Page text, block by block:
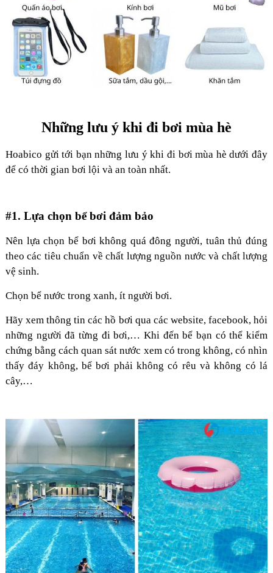
Những lưu ý khi đi bơi mùa hè
Hoabico gửi tới bạn những lưu ý khi đi bơi mùa hè dưới đây
để có thời gian bơi lội và an toàn nhất.
#1. Lựa chọn bể bơi đảm bảo
Nên lựa chọn bể bơi không quá đông người, tuân thủ đúng
theo các tiêu chuẩn về chất lượng nguồn nước và chất lượng
vệ sinh.
Chọn bể nước trong xanh, ít người bơi.
Hãy xem thông tin các hồ bơi qua các website, facebook, hỏi
những người đã từng đi bơi,… Khi đến bể bạn có thể kiểm
chứng bằng cách quan sát nước xem có trong không, có nhìn
thấy đáy không, bể bơi phải không có rêu và không có lá
cây,…